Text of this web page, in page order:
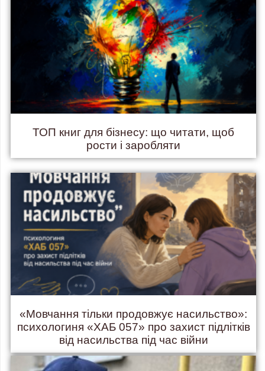
ТОП книг для бізнесу: що читати, щоб
рости і заробляти
«Мовчання тільки продовжує насильство»:
психологиня «ХАБ 057» про захист підлітків
від насильства під час війни